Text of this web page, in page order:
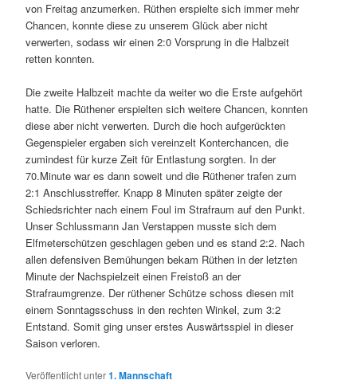
von Freitag anzumerken. Rüthen erspielte sich immer mehr
Chancen, konnte diese zu unserem Glück aber nicht
verwerten, sodass wir einen 2:0 Vorsprung in die Halbzeit
retten konnten.
Die zweite Halbzeit machte da weiter wo die Erste aufgehört
hatte. Die Rüthener erspielten sich weitere Chancen, konnten
diese aber nicht verwerten. Durch die hoch aufgerückten
Gegenspieler ergaben sich vereinzelt Konterchancen, die
zumindest für kurze Zeit für Entlastung sorgten. In der
70.Minute war es dann soweit und die Rüthener trafen zum
2:1 Anschlusstreffer. Knapp 8 Minuten später zeigte der
Schiedsrichter nach einem Foul im Strafraum auf den Punkt.
Unser Schlussmann Jan Verstappen musste sich dem
Elfmeterschützen geschlagen geben und es stand 2:2. Nach
allen defensiven Bemühungen bekam Rüthen in der letzten
Minute der Nachspielzeit einen Freistoß an der
Strafraumgrenze. Der rüthener Schütze schoss diesen mit
einem Sonntagsschuss in den rechten Winkel, zum 3:2
Entstand. Somit ging unser erstes Auswärtsspiel in dieser
Saison verloren.
Veröffentlicht unter1. Mannschaft